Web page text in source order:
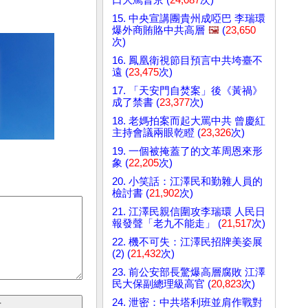
15. 中央宣講團貴州成啞巴 李瑞環
爆外商賄賂中共高層 🖼️ (23,650
次)
16. 鳳凰衛視節目預言中共垮臺不
遠 (23,475次)
17. 「天安門自焚案」後《黃禍》
成了禁書 (23,377次)
18. 老媽拍案而起大罵中共 曾慶紅
主持會議兩眼乾瞪 (23,326次)
19. 一個被掩蓋了的文革周恩來形
象 (22,205次)
20. 小笑話：江澤民和勤雜人員的
檢討書 (21,902次)
21. 江澤民親信圍攻李瑞環 人民日
報發聲「老九不能走」 (21,517次)
22. 機不可失：江澤民招牌美姿展
(2) (21,432次)
23. 前公安部長驚爆高層腐敗 江澤
民大保副總理級高官 (20,823次)
24. 泄密：中共塔利班並肩作戰對